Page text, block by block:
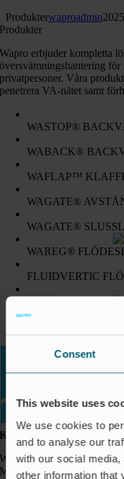
Consent
This website uses
We use cookies to
and to analyse our
with our social
other information that
Produkterwaproadmin
Produkter
Wapro erbjuder kompletta
översvämningshantering
privatpersoner. Våra
penetrera VA-nätet samt
WASTOP®
WABACK®
WAFLAP™
WAGATE®
WAGATE®
WAREG®
FLUIDVERTIC
Kontakt:
Wapro AB
Munkahusvägen 103